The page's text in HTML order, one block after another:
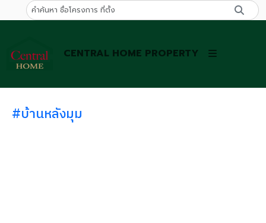
CENTRAL HOME PROPERTY
#บ้านหลังมุม